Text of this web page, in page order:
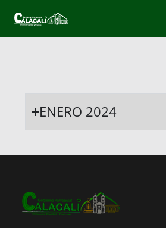
contenido
ENERO 2024